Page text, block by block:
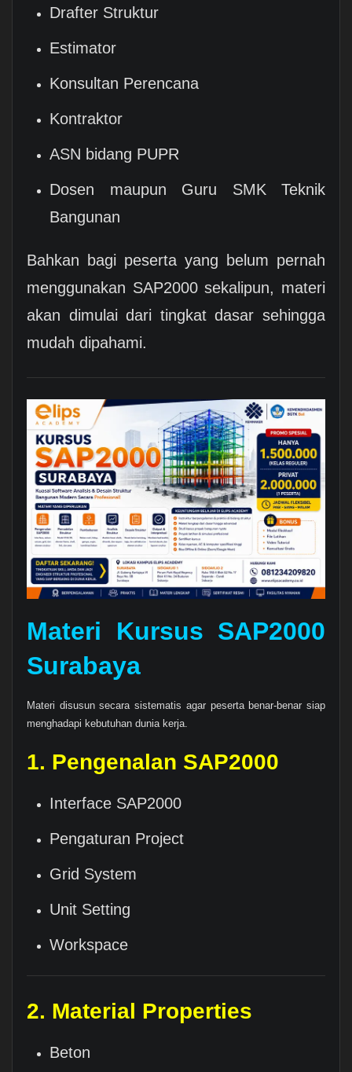
Drafter Struktur
Estimator
Konsultan Perencana
Kontraktor
ASN bidang PUPR
Dosen maupun Guru SMK Teknik
Bangunan
Bahkan bagi peserta yang belum pernah
menggunakan SAP2000 sekalipun, materi
akan dimulai dari tingkat dasar sehingga
mudah dipahami.
Materi Kursus SAP2000
Surabaya
Materi disusun secara sistematis agar peserta benar-benar siap
menghadapi kebutuhan dunia kerja.
1. Pengenalan SAP2000
Interface SAP2000
Pengaturan Project
Grid System
Unit Setting
Workspace
2. Material Properties
Beton